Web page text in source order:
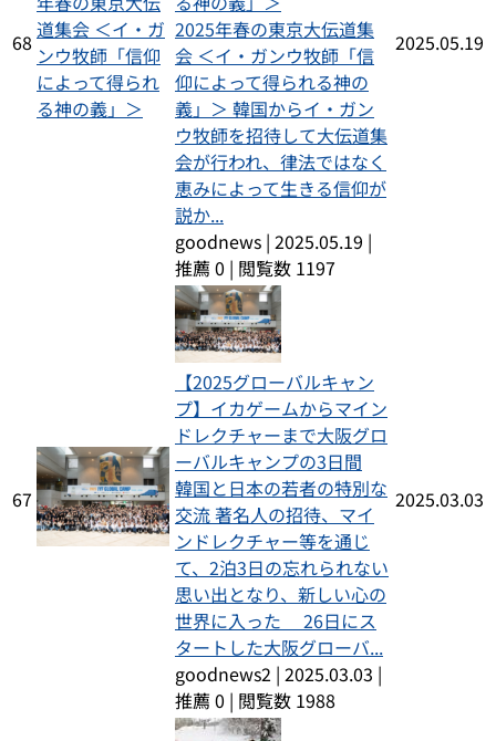
68
2025年春の東京大伝道集
会 ＜イ・ガンウ牧師「信
仰によって得られる神の
義」＞ 韓国からイ・ガン
ウ牧師を招待して大伝道集
会が行われ、律法ではなく
恵みによって生きる信仰が
説か...
goodnews | 2025.05.19 |
推薦 0 | 閲覧数 1197
2025.05.19
67
【2025グローバルキャン
プ】イカゲームからマイン
ドレクチャーまで大阪グロ
ーバルキャンプの3日間
韓国と日本の若者の特別な
交流 著名人の招待、マイ
ンドレクチャー等を通じ
て、2泊3日の忘れられない
思い出となり、新しい心の
世界に入った 26日にス
タートした大阪グローバ...
goodnews2 | 2025.03.03 |
推薦 0 | 閲覧数 1988
2025.03.03